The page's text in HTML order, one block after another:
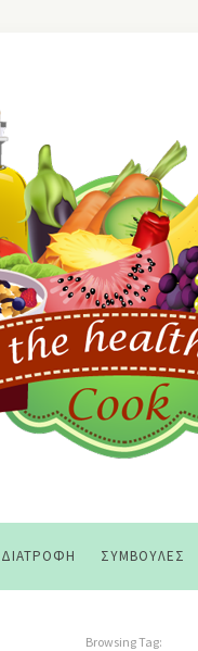
ΔΙΑΤΡΟΦΉ ΣΥΜΒΟΥΛΈΣ
Browsing Tag: